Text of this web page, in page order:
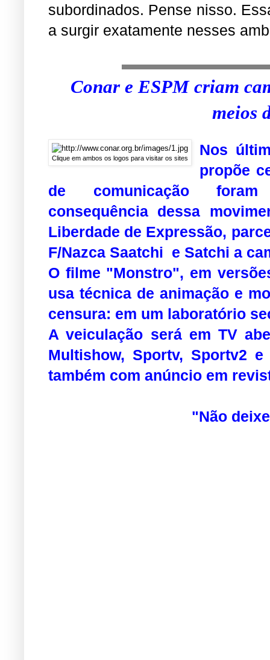
subordinados. Pense nisso.
a surgir exatamente nesses
Conar e ESPM criam
meios
Clique em ambos os logos para visitar os sites
Nos
propõe
de comunicação
consequência dessa
Liberdade de Expressão,
F/Nazca Saatchi e Satchi a
O filme "Monstro", em
usa técnica de animação e
censura: em um laboratório
A veiculação será em TV
Multishow, Sportv, Sportv2
também com anúncio em
"Não